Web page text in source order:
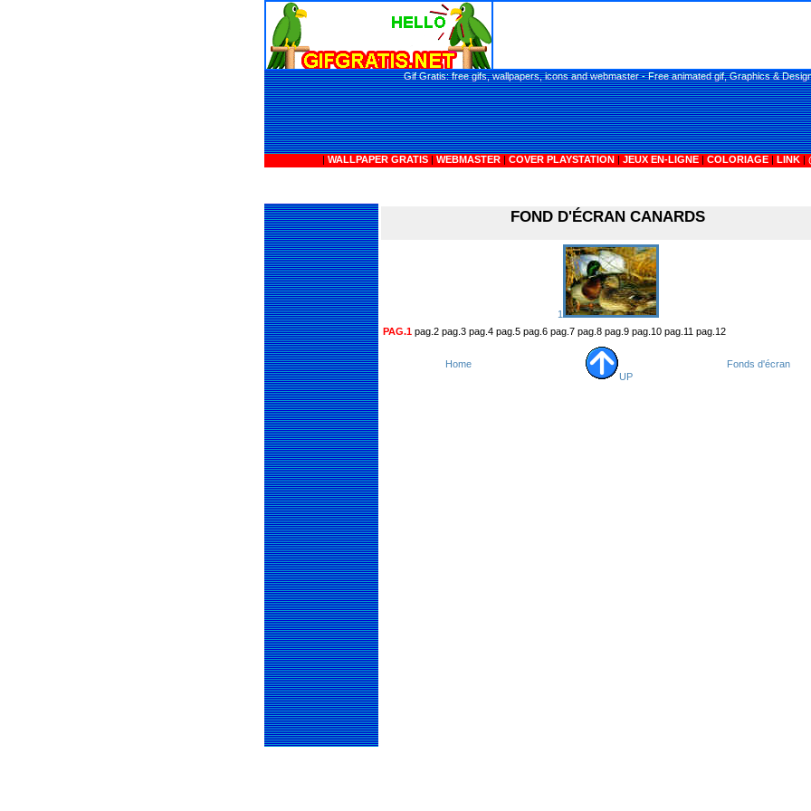
Gif Gratis: free gifs, wallpapers, icons and webmaster - Free animated gif, Graphics &
| WALLPAPER GRATIS | WEBMASTER | COVER PLAYSTATION | JEUX EN-LIGNE | COLORIAGE | LINK |
FOND D'ÉCRAN CANARDS
1
PAG.1 pag.2 pag.3 pag.4 pag.5 pag.6 pag.7 pag.8 pag.9 pag.10 pag.11 pag.12
Home
UP
Fonds d'écran